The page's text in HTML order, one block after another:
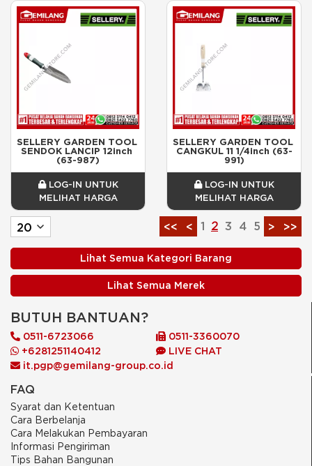
SELLERY GARDEN TOOL
SENDOK LANCIP 12inch
(63-987)
LOG-IN UNTUK
MELIHAT HARGA
SELLERY GARDEN TOOL
CANGKUL 11 1/4inch (63-
991)
LOG-IN UNTUK
MELIHAT HARGA
<< < 1 2 3 4 5 > >>
Lihat Semua Kategori Barang
Lihat Semua Merek
BUTUH BANTUAN?
0511-6723066
0511-3360070
+6281251140412
LIVE CHAT
it.pgp@gemilang-group.co.id
FAQ
Syarat dan Ketentuan
Cara Berbelanja
Cara Melakukan Pembayaran
Informasi Pengiriman
Tips Bahan Bangunan